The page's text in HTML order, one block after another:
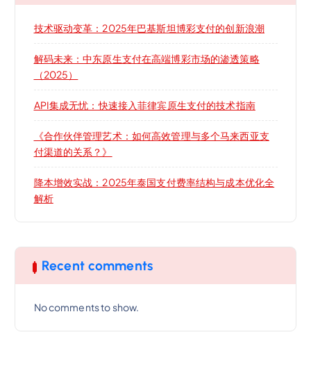
技术驱动变革：2025年巴基斯坦博彩支付的创新浪潮
解码未来：中东原生支付在高端博彩市场的渗透策略
（2025）
API集成无忧：快速接入菲律宾原生支付的技术指南
《合作伙伴管理艺术：如何高效管理与多个马来西亚支
付渠道的关系？》
降本增效实战：2025年泰国支付费率结构与成本优化全
解析
Recent comments
No comments to show.